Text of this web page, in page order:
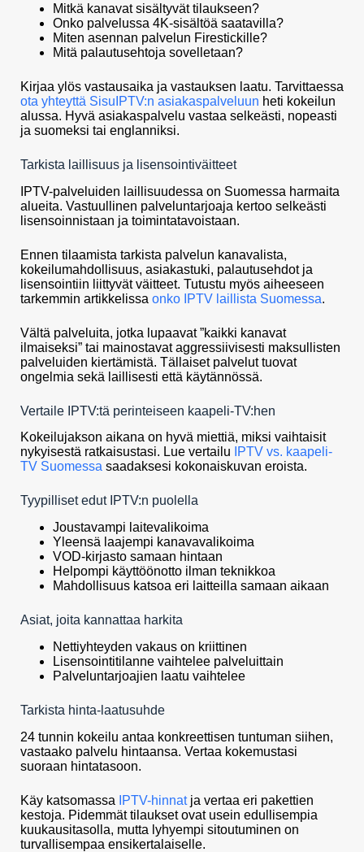
Mitkä kanavat sisältyvät tilaukseen?
Onko palvelussa 4K-sisältöä saatavilla?
Miten asennan palvelun Firestickille?
Mitä palautusehtoja sovelletaan?
Kirjaa ylös vastausaika ja vastauksen laatu. Tarvittaessa
ota yhteyttä SisuIPTV:n asiakaspalveluun heti kokeilun
alussa. Hyvä asiakaspalvelu vastaa selkeästi, nopeasti
ja suomeksi tai englanniksi.
Tarkista laillisuus ja lisensointiväitteet
IPTV-palveluiden laillisuudessa on Suomessa harmaita
alueita. Vastuullinen palveluntarjoaja kertoo selkeästi
lisensoinnistaan ja toimintatavoistaan.
Ennen tilaamista tarkista palvelun kanavalista,
kokeilumahdollisuus, asiakastuki, palautusehdot ja
lisensointiin liittyvät väitteet. Tutustu myös aiheeseen
tarkemmin artikkelissa onko IPTV laillista Suomessa.
Vältä palveluita, jotka lupaavat ”kaikki kanavat
ilmaiseksi” tai mainostavat aggressiivisesti maksullisten
palveluiden kiertämistä. Tällaiset palvelut tuovat
ongelmia sekä laillisesti että käytännössä.
Vertaile IPTV:tä perinteiseen kaapeli-TV:hen
Kokeilujakson aikana on hyvä miettiä, miksi vaihtaisit
nykyisestä ratkaisustasi. Lue vertailu
IPTV vs. kaapeli-
TV Suomessa saadaksesi kokonaiskuvan eroista.
Tyypilliset edut IPTV:n puolella
Joustavampi laitevalikoima
Yleensä laajempi kanavavalikoima
VOD-kirjasto samaan hintaan
Helpompi käyttöönotto ilman teknikkoa
Mahdollisuus katsoa eri laitteilla samaan aikaan
Asiat, joita kannattaa harkita
Nettiyhteyden vakaus on kriittinen
Lisensointitilanne vaihtelee palveluittain
Palveluntarjoajien laatu vaihtelee
Tarkista hinta-laatusuhde
24 tunnin kokeilu antaa konkreettisen tuntuman siihen,
vastaako palvelu hintaansa. Vertaa kokemustasi
suoraan hintatasoon.
Käy katsomassa IPTV-hinnatja vertaa eri pakettien
kestoja. Pidemmät tilaukset ovat usein edullisempia
kuukausitasolla, mutta lyhyempi sitoutuminen on
turvallisempaa ensikertalaiselle.